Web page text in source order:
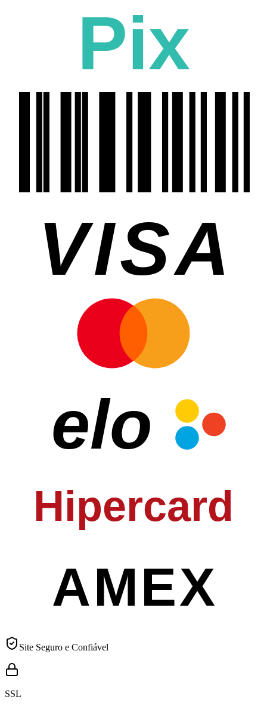
Pix
VISA
elo
Hipercard
AMEX
Site Seguro e Confiável
SSL